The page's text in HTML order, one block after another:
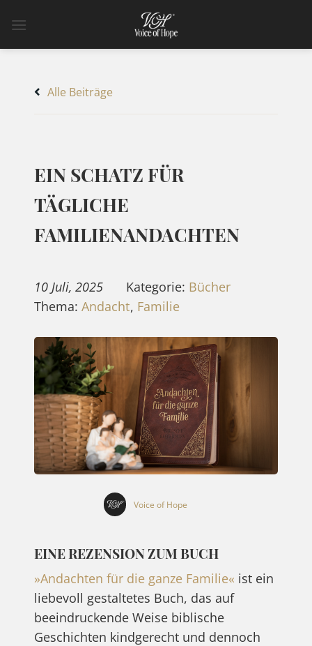
Inhalt
Alle Beiträge
EIN SCHATZ FÜR
TÄGLICHE
FAMILIENANDACHTEN
10 Juli, 2025 Kategorie: Bücher
Thema: Andacht, Familie
Voice of Hope
EINE REZENSION ZUM BUCH
»Andachten für die ganze Familie« ist ein
liebevoll gestaltetes Buch, das auf
beeindruckende Weise biblische
Geschichten kindgerecht und dennoch